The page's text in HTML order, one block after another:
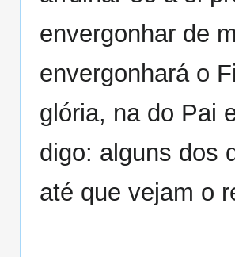
envergonhar de
envergonhará o
glória, na do Pai
digo: alguns dos
até que vejam o